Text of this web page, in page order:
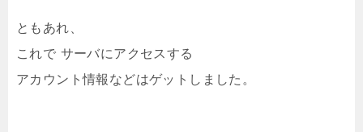
ともあれ、
これで サーバにアクセスする
アカウント情報などはゲットしました。